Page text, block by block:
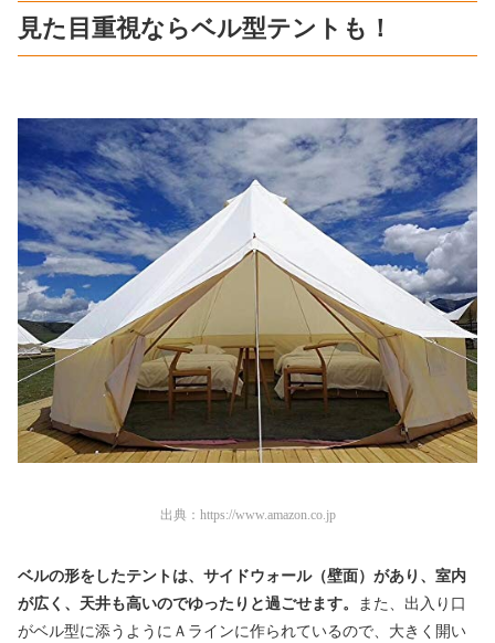
見た目重視ならベル型テントも！
出典： https://www.amazon.co.jp
ベルの形をしたテントは、サイドウォール（壁面）があり、 室内
が広く、天井も高いのでゆったりと過ごせます。
また、 出入り口
がベル型に添うようにＡラインに作られているので、 大きく開い